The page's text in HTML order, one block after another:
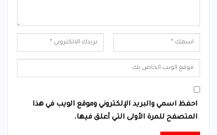
احفظ اسمي والبريد الإلكتروني وموقع الويب في هذا
المتصفح للمرة الأولى التي أعلق فيها.